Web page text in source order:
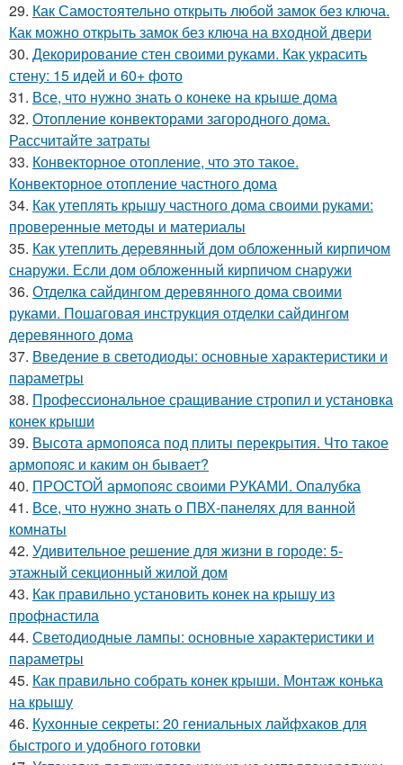
29. Как Самостоятельно открыть любой замок без ключа.
Как можно открыть замок без ключа на входной двери
30. Декорирование стен своими руками. Как украсить
стену: 15 идей и 60+ фото
31. Все, что нужно знать о конеке на крыше дома
32. Отопление конвекторами загородного дома.
Рассчитайте затраты
33. Конвекторное отопление, что это такое.
Конвекторное отопление частного дома
34. Как утеплять крышу частного дома своими руками:
проверенные методы и материалы
35. Как утеплить деревянный дом обложенный кирпичом
снаружи. Если дом обложенный кирпичом снаружи
36. Отделка сайдингом деревянного дома своими
руками. Пошаговая инструкция отделки сайдингом
деревянного дома
37. Введение в светодиоды: основные характеристики и
параметры
38. Профессиональное сращивание стропил и установка
конек крыши
39. Высота армопояса под плиты перекрытия. Что такое
армопояс и каким он бывает?
40. ПРОСТОЙ армопояс своими РУКАМИ. Опалубка
41. Все, что нужно знать о ПВХ-панелях для ванной
комнаты
42. Удивительное решение для жизни в городе: 5-
этажный секционный жилой дом
43. Как правильно установить конек на крышу из
профнастила
44. Светодиодные лампы: основные характеристики и
параметры
45. Как правильно собрать конек крыши. Монтаж конька
на крышу
46. Кухонные секреты: 20 гениальных лайфхаков для
быстрого и удобного готовки